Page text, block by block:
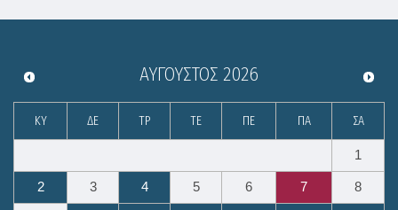
ΑΎΓΟΥΣΤΟΣ 2026
ΚΥ ΔΕ ΤΡ ΤΕ ΠΕ ΠΑ ΣΑ
1
2 3 4 5 6 7 8